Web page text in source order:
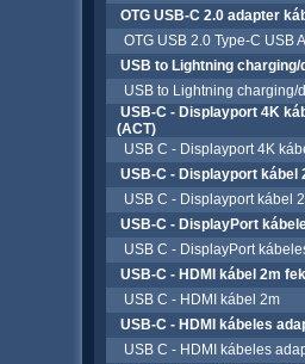
OTG USB-C 2.0 adapter
OTG USB 2.0 Type-C USB
USB to Lightning
USB to Lightning charging/
USB-C - Displayport 4K
(ACT)
USB C - Displayport 4K
USB-C - Displayport kábel
USB C - Displayport kábel
USB-C - DisplayPort
USB C - DisplayPort
USB-C - HDMI kábel 2m
USB C - HDMI kábel 2m
USB-C - HDMI kábeles
USB C - HDMI kábeles